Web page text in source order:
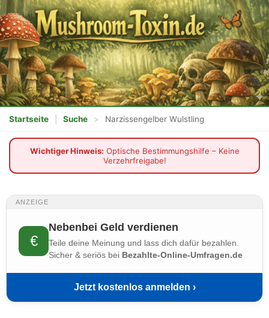
Startseite Suche > Narzissengelber Wulstling
Wichtiger Hinweis: Optische Bestimmungshilfe – Keine
Verzehrfreigabe!
ANZEIGE
€
Nebenbei Geld verdienen
Teile deine Meinung und lass dich dafür bezahlen.
Sicher & seriös bei Bezahlte-Online-Umfragen.de
Jetzt kostenlos anmelden ›